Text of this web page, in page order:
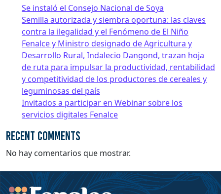
Se instaló el Consejo Nacional de Soya
Semilla autorizada y siembra oportuna: las claves
contra la ilegalidad y el Fenómeno de El Niño
Fenalce y Ministro designado de Agricultura y
Desarrollo Rural, Indalecio Dangond, trazan hoja
de ruta para impulsar la productividad, rentabilidad
y competitividad de los productores de cereales y
leguminosas del país
Invitados a participar en Webinar sobre los
servicios digitales Fenalce
Recent Comments
No hay comentarios que mostrar.